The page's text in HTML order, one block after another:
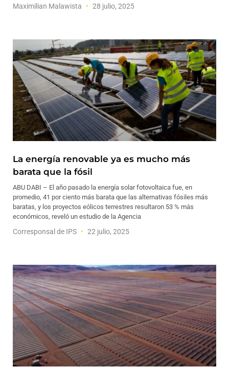
Maximilian Malawista 28 julio, 2025
La energía renovable ya es mucho más
barata que la fósil
ABU DABI – El año pasado la energía solar fotovoltaica fue, en
promedio, 41 por ciento más barata que las alternativas fósiles más
baratas, y los proyectos eólicos terrestres resultaron 53 % más
económicos, reveló un estudio de la Agencia
Corresponsal de IPS 22 julio, 2025